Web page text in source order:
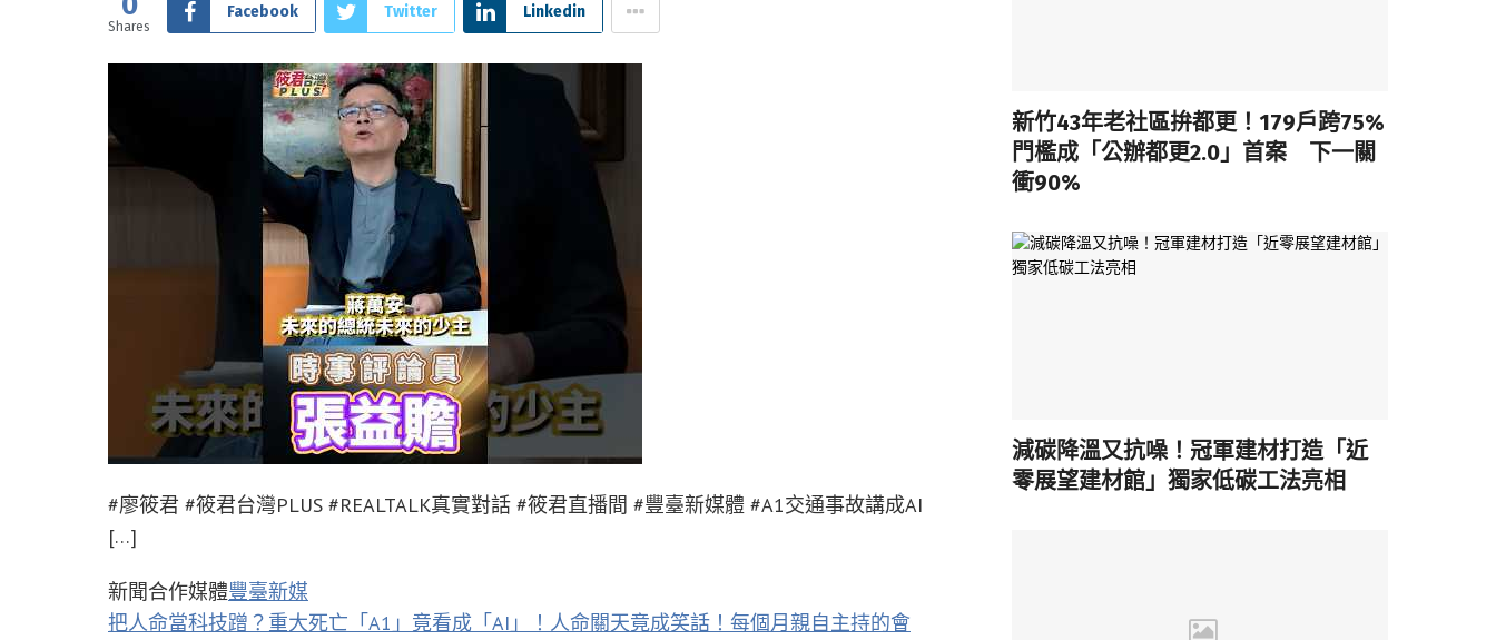
Shares
Facebook Twitter Linkedin
#廖筱君 #筱君台灣PLUS #REALTALK真實對話 #筱君直播間 #豐臺新媒體 #A1交通事故講成AI
[…]
新聞合作媒體豐臺新媒
把人命當科技蹭？重大死亡「A1」竟看成「AI」！人命關天竟成笑話！每個月親自主持的會
新竹43年老社區拚都更！179戶跨75%
門檻成「公辦都更2.0」首案 下一關
衝90%
減碳降溫又抗噪！冠軍建材打造「近
零展望建材館」獨家低碳工法亮相